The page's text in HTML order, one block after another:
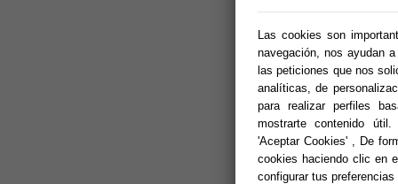
Las cookies son
navegación, nos ayudan
las peticiones que nos
analíticas, de
para realizar perfiles
mostrarte contenido
'Aceptar Cookies' , De
cookies haciendo clic en
configurar tus